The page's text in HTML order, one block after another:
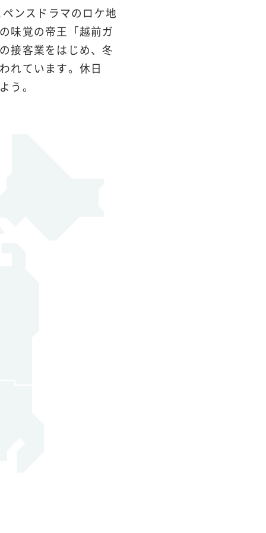
ンスドラマのロケ地
味覚の帝王「越前ガ
接客業をはじめ、冬
れています。休日
う。